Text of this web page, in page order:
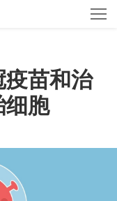
疫苗和治
细胞